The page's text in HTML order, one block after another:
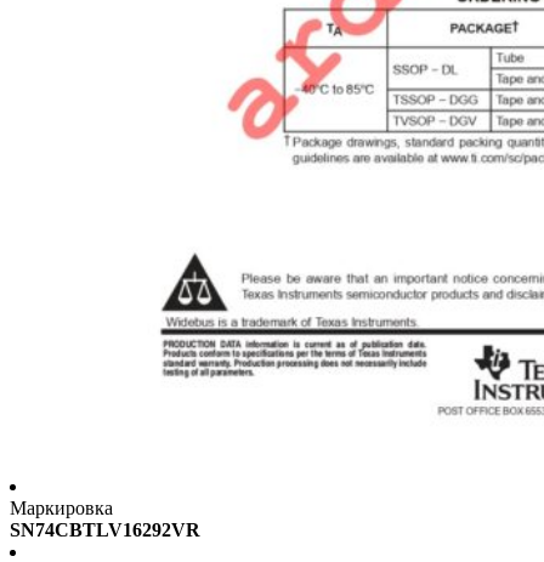
Маркировка
SN74CBTLV16292VR